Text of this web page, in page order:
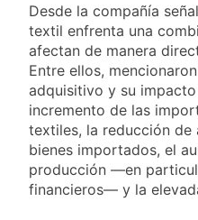
Desde la compañía
textil enfrenta una
afectan de manera
Entre ellos,
adquisitivo y su
incremento de las
textiles, la reducción de
bienes importados, el
producción —en
financieros— y la